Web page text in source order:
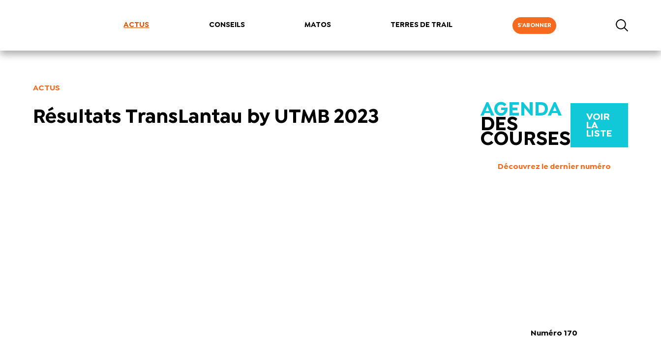
ACTUS CONSEILS MATOS TERRES DE TRAIL S'ABONNER
ACTUS
Résultats TransLantau by UTMB 2023
AGENDA
DES
COURSES
VOIR
LA
LISTE
Découvrez le dernier numéro
Numéro 170